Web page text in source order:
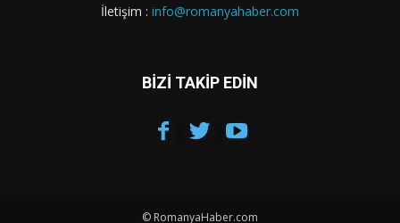
İletişim : info@romanyahaber.com
BİZİ TAKİP EDİN
© RomanyaHaber.com